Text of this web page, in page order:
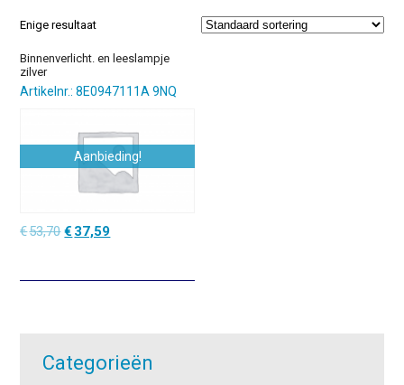
Enige resultaat
Binnenverlicht. en leeslampje
zilver
Artikelnr.: 8E0947111A 9NQ
Aanbieding!
€53,70Oorspronkelijke
€53,70.
€ 37,59Huidige
€37,59.
Categorieën